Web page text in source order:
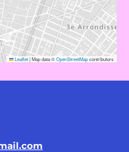
Leaflet|Map data ©OpenStreetMapcontributors